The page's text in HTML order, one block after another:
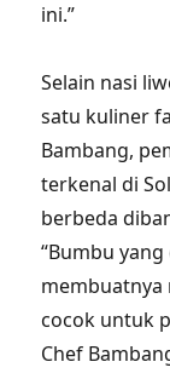
ini.”
Selain nasi
satu kuliner
Bambang,
terkenal di
berbeda
“Bumbu
membuatnya
cocok untuk
Chef